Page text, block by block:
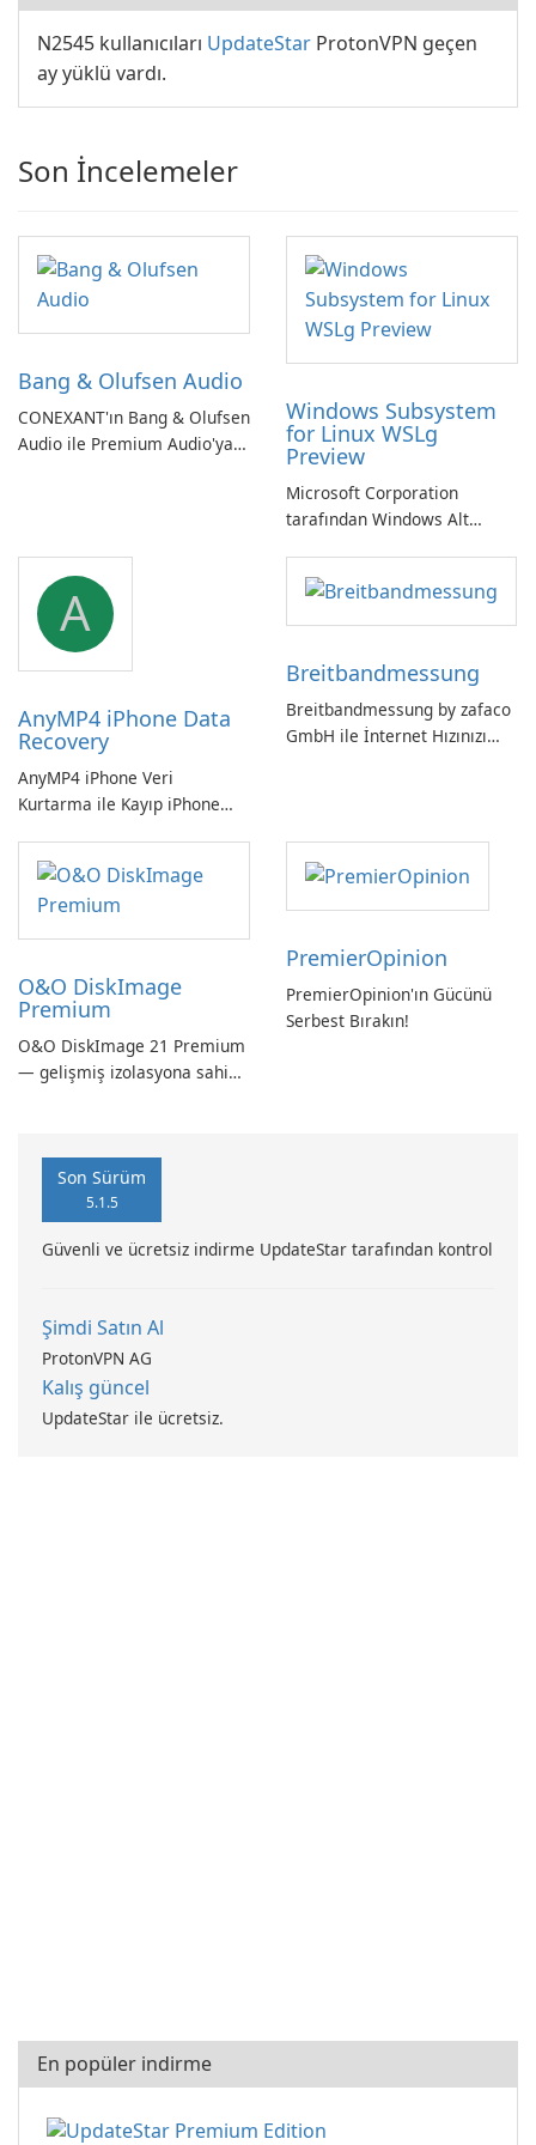
N2545 kullanıcıları UpdateStar ProtonVPN geçen
ay yüklü vardı.
Son İncelemeler
Bang & Olufsen Audio
CONEXANT'ın Bang & Olufsen
Audio ile Premium Audio'ya
Windows Subsystem
for Linux WSLg
Preview
Microsoft Corporation
tarafından Windows Alt
Linux ve Windows
ortamlarının sorunsuz
entegrasyonu için
A
AnyMP4 iPhone Data
Recovery
AnyMP4 iPhone Veri
Kurtarma ile Kayıp iPhone
Breitbandmessung
Breitbandmessung by zafaco
GmbH ile İnternet Hızınızı
O&O DiskImage
Premium
O&O DiskImage 21 Premium
— gelişmiş izolasyona sahip
PremierOpinion
PremierOpinion'ın Gücünü
Serbest Bırakın!
Son Sürüm
5.1.5
Güvenli ve ücretsiz indirme UpdateStar tarafından kontrol
Şimdi Satın Al
ProtonVPN AG
Kalış güncel
UpdateStar ile ücretsiz.
En popüler indirme